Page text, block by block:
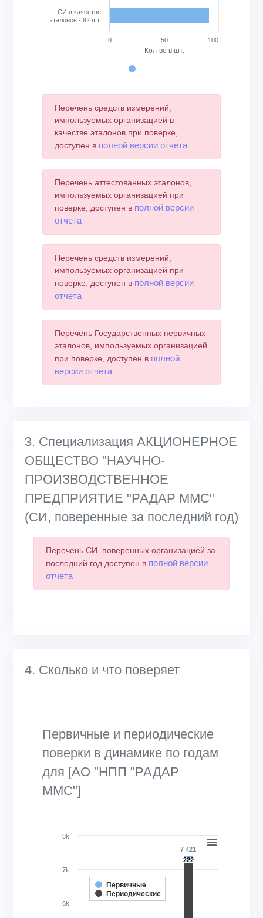
Кол-во в шт.
СИ в качестве
эталонов - 92 шт.
0 50 100
Перечень средств измерений,
импользуемых организацией в
качестве эталонов при поверке,
доступен в полной версии отчета
Перечень аттестованных эталонов,
импользуемых организацией при
поверке, доступен в полной версии
отчета
Перечень средств измерений,
импользуемых организацией при
поверке, доступен в полной версии
отчета
Перечень Государственных первичных
эталонов, импользуемых организацией
при поверке, доступен в полной
версии отчета
3. Специализация АКЦИОНЕРНОЕ
ОБЩЕСТВО "НАУЧНО-
ПРОИЗВОДСТВЕННОЕ
ПРЕДПРИЯТИЕ "РАДАР ММС"
(СИ, поверенные за последний год)
Перечень СИ, поверенных организацией за
последний год доступен в полной версии
отчета
4. Сколько и что поверяет
Первичные и периодические
поверки в динамике по годам
для [АО "НПП "РАДАР
ММС"]
Chart
View as data table, Chart
The chart has 1 X axis displaying categories.
The chart has 1 Y axis displaying Кол-во поверок, шт..
7 421
222
222
Первичные
Периодические
6k
7k
8k